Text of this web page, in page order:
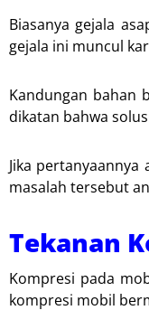
Biasanya gejala
gejala ini muncul
Kandungan bahan
dikatan bahwa
Jika
masalah tersebut
Tekanan
Kompresi pada
kompresi mobil